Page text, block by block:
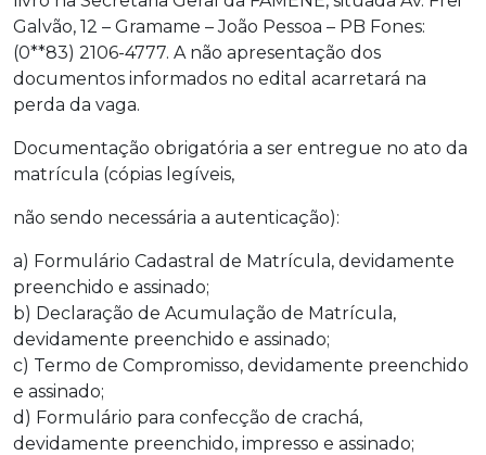
Galvão, 12 – Gramame – João Pessoa – PB Fones:
(0**83) 2106-4777. A não apresentação dos
documentos informados no edital acarretará na
perda da vaga.
Documentação obrigatória a ser entregue no ato da
matrícula (cópias legíveis,
não sendo necessária a autenticação):
a) Formulário Cadastral de Matrícula, devidamente
preenchido e assinado;
b) Declaração de Acumulação de Matrícula,
devidamente preenchido e assinado;
c) Termo de Compromisso, devidamente preenchido
e assinado;
d) Formulário para confecção de crachá,
devidamente preenchido, impresso e assinado;